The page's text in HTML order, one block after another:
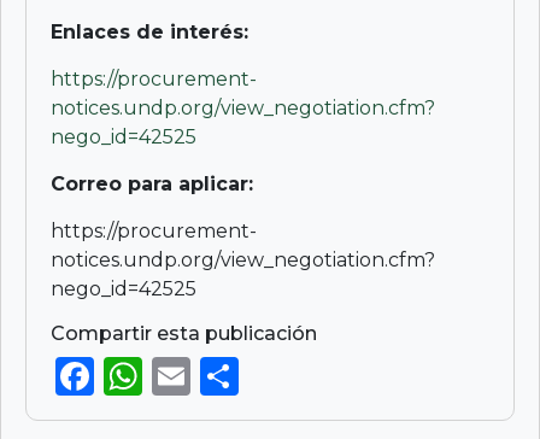
Enlaces de interés:
https://procurement-
notices.undp.org/view_negotiation.cfm?
nego_id=42525
Correo para aplicar:
https://procurement-
notices.undp.org/view_negotiation.cfm?
nego_id=42525
Compartir esta publicación
F
a
W
h
E
mh